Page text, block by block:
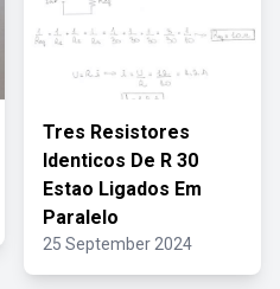
Tres Resistores
Identicos De R 30
Estao Ligados Em
Paralelo
25 September 2024